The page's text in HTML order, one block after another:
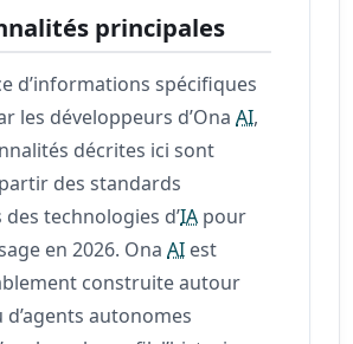
principales
d’informations spécifiques
les développeurs d’OnaAI,
décrites ici sont
des standards
technologies d’IA pour
en 2026. OnaAI est
construite autour
d’agents autonomes